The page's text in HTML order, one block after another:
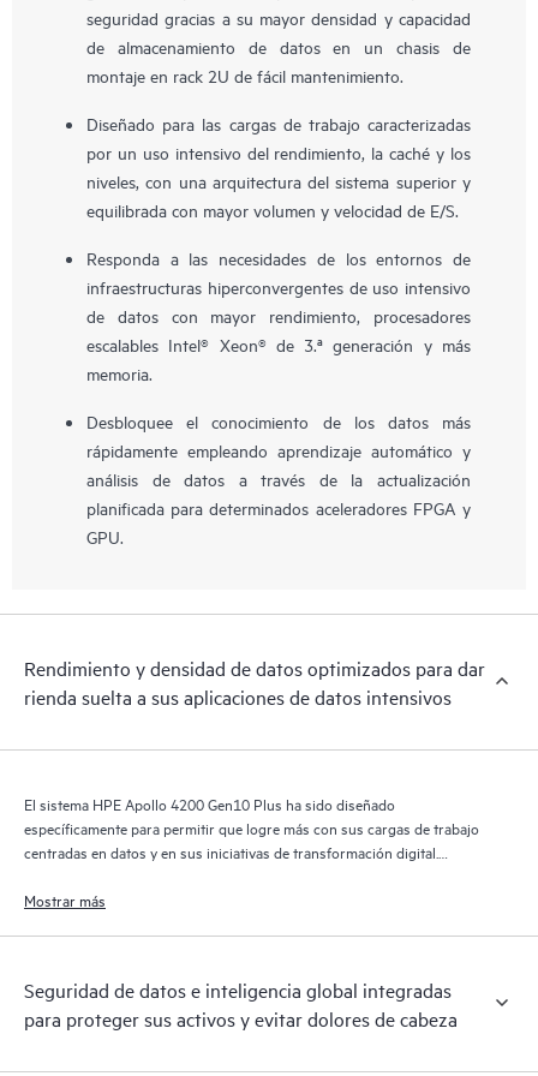
seguridad gracias a su mayor densidad y capacidad
de almacenamiento de datos en un chasis de
montaje en rack 2U de fácil mantenimiento.
Diseñado para las cargas de trabajo caracterizadas
por un uso intensivo del rendimiento, la caché y los
niveles, con una arquitectura del sistema superior y
equilibrada con mayor volumen y velocidad de E/S.
Responda a las necesidades de los entornos de
infraestructuras hiperconvergentes de uso intensivo
de datos con mayor rendimiento, procesadores
escalables Intel® Xeon® de 3.ª generación y más
memoria.
Desbloquee el conocimiento de los datos más
rápidamente empleando aprendizaje automático y
análisis de datos a través de la actualización
planificada para determinados aceleradores FPGA y
GPU.
Rendimiento y densidad de datos optimizados para dar
rienda suelta a sus aplicaciones de datos intensivos
El sistema HPE Apollo 4200 Gen10 Plus ha sido diseñado
específicamente para permitir que logre más con sus cargas de trabajo
centradas en datos y en sus iniciativas de transformación digital.
los datos y un mayor procesamiento de datos en una arquitectura del
Mostrar más
Seguridad de datos e inteligencia global integradas
para proteger sus activos y evitar dolores de cabeza